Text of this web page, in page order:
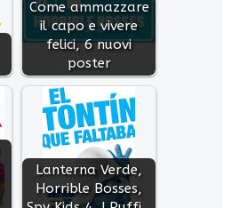
Come ammazzare
il capo e vivere
felici, 6 nuovi
poster
Lanterna Verde,
Horrible Bosses,